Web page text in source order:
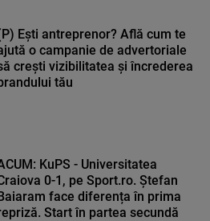
Ești antreprenor? Află cum te
o campanie de advertoriale
crești vizibilitatea și încrederea
tău
KuPS - Universitatea
0-1, pe Sport.ro. Ștefan
face diferența în prima
Start în partea secundă